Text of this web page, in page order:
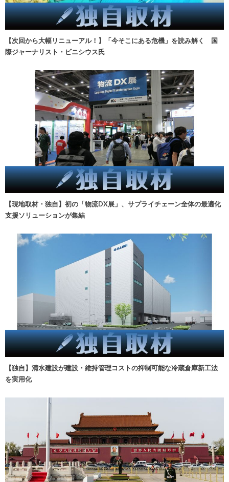
【次回から大幅リニューアル！】「今そこにある危機」を読み解く 国
際ジャーナリスト・ビニシウス氏
【現地取材・独自】初の「物流DX展」、サプライチェーン全体の最適化
支援ソリューションが集結
【独自】清水建設が建設・維持管理コストの抑制可能な冷蔵倉庫新工法
を実用化